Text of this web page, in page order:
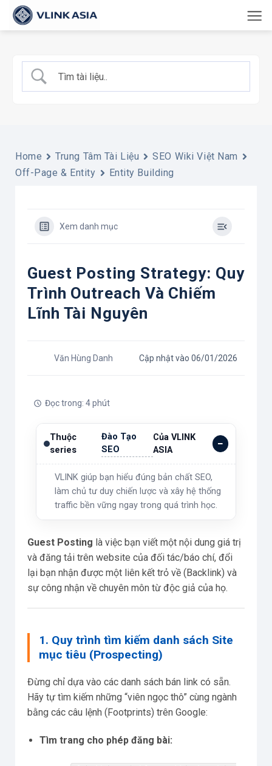
qua
dung
Home Trung Tâm Tài Liệu
SEO Wiki Việt Nam
Off-Page & Entity
Entity Building
Xem danh mục
Guest Posting Strategy: Quy
Trình Outreach Và Chiếm
Lĩnh Tài Nguyên
Văn Hùng Danh Cập nhật vào 06/01/2026
Đọc trong: 4 phút
Thuộc
series
Đào Tạo
SEO
Của VLINK
ASIA
VLINK giúp bạn hiểu đúng bản chất SEO,
làm chủ tư duy chiến lược và xây hệ thống
traffic bền vững ngay trong quá trình học.
Guest Posting là việc bạn viết một nội dung giá trị
và đăng tải trên website của đối tác/báo chí, đổi
lại bạn nhận được một liên kết trỏ về (Backlink) và
sự công nhận về chuyên môn từ độc giả của họ.
1. Quy trình tìm kiếm danh sách Site
mục tiêu (Prospecting)
Đừng chỉ dựa vào các danh sách bán link có sẵn.
Hãy tự tìm kiếm những “viên ngọc thô” cùng ngành
bằng các câu lệnh (Footprints) trên Google:
Tìm trang cho phép đăng bài: